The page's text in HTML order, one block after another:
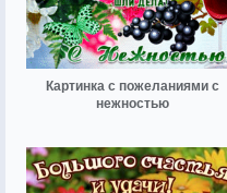
Картинка с пожеланиями с
нежностью